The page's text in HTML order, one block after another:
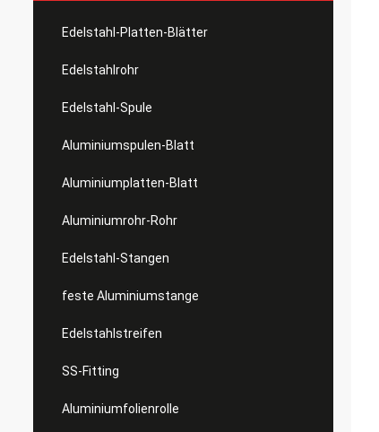
Edelstahl-Platten-Blätter
Edelstahlrohr
Edelstahl-Spule
Aluminiumspulen-Blatt
Aluminiumplatten-Blatt
Aluminiumrohr-Rohr
Edelstahl-Stangen
feste Aluminiumstange
Edelstahlstreifen
SS-Fitting
Aluminiumfolienrolle